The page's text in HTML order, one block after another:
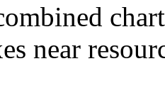
near